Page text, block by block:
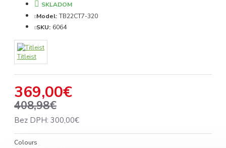
369,00€
408,98€
Bez DPH: 300,00€
SKLADOM
Model: TB22CT7-320
SKU: 6064
Titleist
Colours